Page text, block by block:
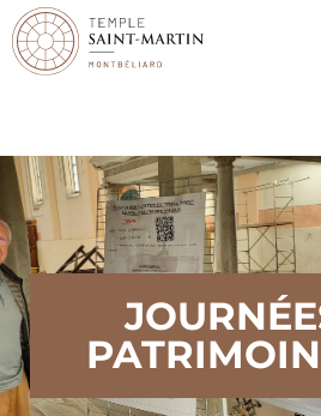
Panneau de gestion des cookies